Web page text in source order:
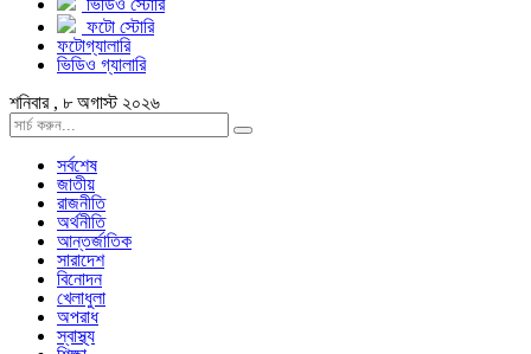
ভিডিও স্টোরি
ফটো স্টোরি
ফটোগ্যালারি
ভিডিও গ্যালারি
শনিবার , ৮ অগাস্ট ২০২৬
সর্বশেষ
জাতীয়
রাজনীতি
অর্থনীতি
আন্তর্জাতিক
সারাদেশ
বিনোদন
খেলাধুলা
অপরাধ
স্বাস্থ্য